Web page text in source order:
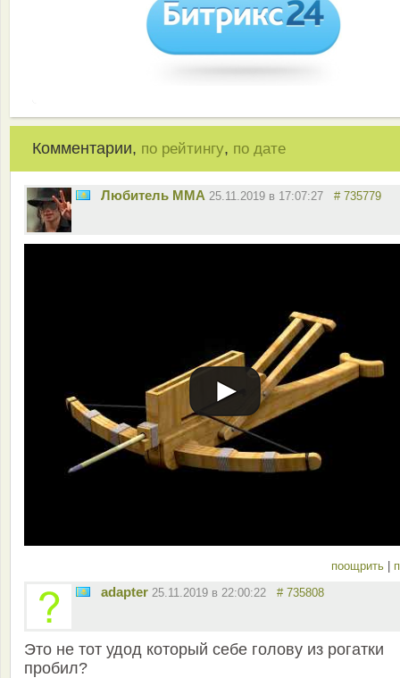
Комментарии, по рейтингу, по дате
Любитель ММА 25.11.2019 в 17:07:27 # 735779
поощрить |
adapter 25.11.2019 в 22:00:22 # 735808
Это не тот удод который себе голову из рогатки
пробил?